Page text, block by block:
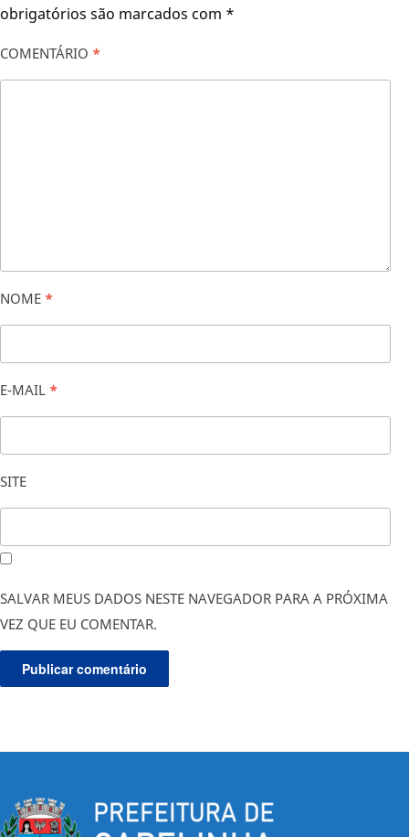
obrigatórios são marcados com *
COMENTÁRIO *
NOME *
E-MAIL *
SITE
SALVAR MEUS DADOS NESTE NAVEGADOR PARA A PRÓXIMA
VEZ QUE EU COMENTAR.